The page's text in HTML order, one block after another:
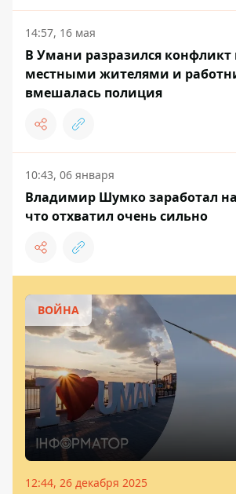
14:57, 16 мая
В Умани разразился
местными жителями и
вмешалась полиция
10:43, 06 января
Владимир Шумко заработал
что отхватил очень сильно
ВОЙНА
12:44, 26 декабря 2025